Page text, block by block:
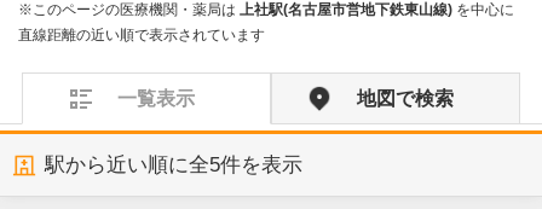
※このページの医療機関・薬局は 上社駅(名古屋市営地下鉄東山線) を中心に
直線距離の近い順で表示されています
一覧表示 地図で検索
駅から近い順に全5件を表示